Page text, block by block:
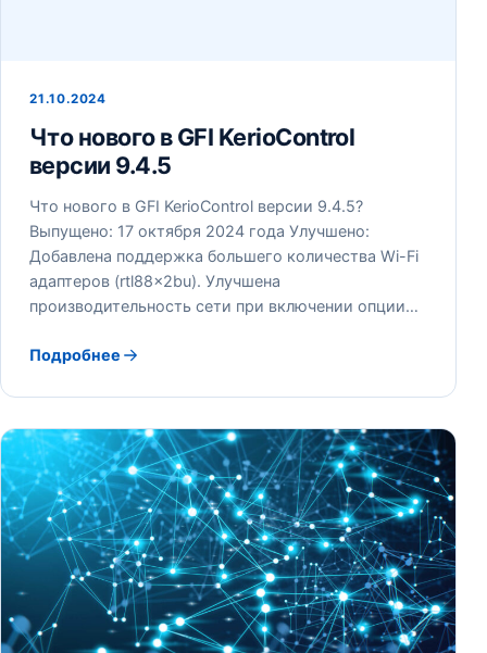
21.10.2024
Что нового в GFI KerioControl
версии 9.4.5
Что нового в GFI KerioControl версии 9.4.5?
Выпущено: 17 октября 2024 года Улучшено:
Добавлена поддержка большего количества Wi-Fi
адаптеров (rtl88x2bu). Улучшена
производительность сети при включении опции…
Подробнее